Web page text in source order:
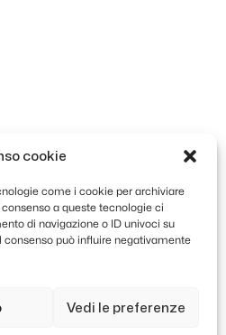
cookie
come i cookie per archiviare
a queste tecnologie ci
di navigazione o ID univoci su
consenso può influire negativamente
Vedi le preferenze